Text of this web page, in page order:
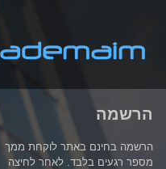
הרשמה
הרשמה בחינם באתר לוקחת ממך
מספר רגעים בלבד. לאחר לחיצה